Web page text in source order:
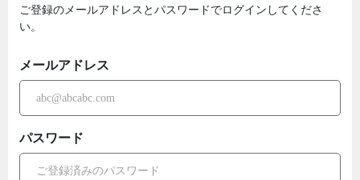
ご登録のメールアドレスとパスワードでログインしてくださ
い。
メールアドレス
パスワード